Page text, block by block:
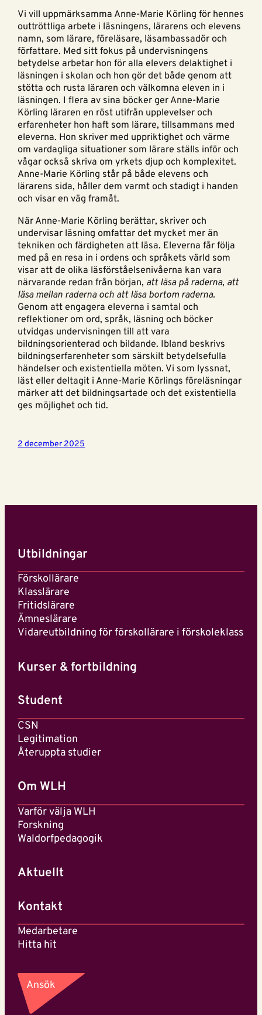
Vi vill uppmärksamma Anne-Marie Körling för hennes
outtröttliga arbete i läsningens, lärarens och elevens
namn, som lärare, föreläsare, läsambassadör och
författare. Med sitt fokus på undervisningens
betydelse arbetar hon för alla elevers delaktighet i
läsningen i skolan och hon gör det både genom att
stötta och rusta läraren och välkomna eleven in i
läsningen. I flera av sina böcker ger Anne-Marie
Körling läraren en röst utifrån upplevelser och
erfarenheter hon haft som lärare, tillsammans med
eleverna. Hon skriver med uppriktighet och värme
om vardagliga situationer som lärare ställs inför och
vågar också skriva om yrkets djup och komplexitet.
Anne-Marie Körling står på både elevens och
lärarens sida, håller dem varmt och stadigt i handen
och visar en väg framåt.
När Anne-Marie Körling berättar, skriver och
undervisar läsning omfattar det mycket mer än
tekniken och färdigheten att läsa. Eleverna får följa
med på en resa in i ordens och språkets värld som
visar att de olika läsförståelsenivåerna kan vara
närvarande redan från början, att läsa på raderna, att
läsa mellan raderna och att läsa bortom raderna.
Genom att engagera eleverna i samtal och
reflektioner om ord, språk, läsning och böcker
utvidgas undervisningen till att vara
bildningsorienterad och bildande. Ibland beskrivs
bildningserfarenheter som särskilt betydelsefulla
händelser och existentiella möten. Vi som lyssnat,
läst eller deltagit i Anne-Marie Körlings föreläsningar
märker att det bildningsartade och det existentiella
ges möjlighet och tid.
2 december 2025
Utbildningar
Förskollärare
Klasslärare
Fritidslärare
Ämneslärare
Vidareutbildning för förskollärare i förskoleklass
Kurser & fortbildning
Student
CSN
Legitimation
Återuppta studier
Om WLH
Varför välja WLH
Forskning
Waldorfpedagogik
Aktuellt
Kontakt
Medarbetare
Hitta hit
Ansök